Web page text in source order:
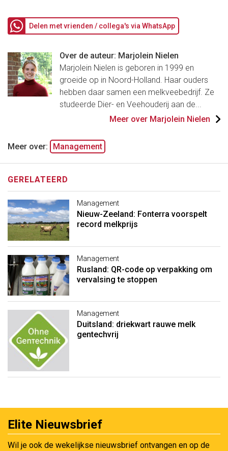
Delen met vrienden / collega's via WhatsApp
Over de auteur: Marjolein Nielen
Marjolein Nielen is geboren in 1999 en
groeide op in Noord-Holland. Haar ouders
hebben daar samen een melkveebedrijf. Ze
studeerde Dier- en Veehouderij aan de...
Meer over Marjolein Nielen
Meer over: Management
GERELATEERD
Management
Nieuw-Zeeland: Fonterra voorspelt
record melkprijs
Management
Rusland: QR-code op verpakking om
vervalsing te stoppen
Management
Duitsland: driekwart rauwe melk
gentechvrij
Elite Nieuwsbrief
Wil je ook de wekelijkse nieuwsbrief ontvangen en op de